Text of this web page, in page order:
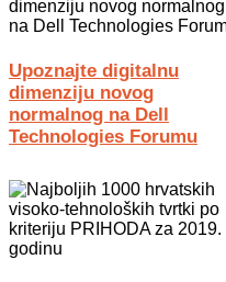
Upoznajte digitalnu
dimenziju novog
normalnog na Dell
Technologies Forumu